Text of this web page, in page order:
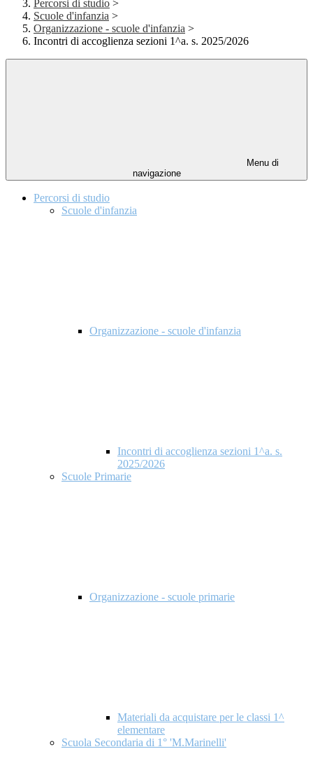
Percorsi di studio >
Scuole d'infanzia >
Organizzazione - scuole d'infanzia >
Incontri di accoglienza sezioni 1^a. s. 2025/2026
Menu di
navigazione
Percorsi di studio
Scuole d'infanzia
Organizzazione - scuole d'infanzia
Incontri di accoglienza sezioni 1^a. s.
2025/2026
Scuole Primarie
Organizzazione - scuole primarie
Materiali da acquistare per le classi 1^
elementare
Scuola Secondaria di 1° 'M.Marinelli'